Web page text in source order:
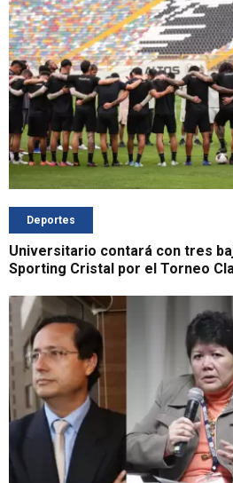
Deportes
Universitario contará con tres
Sporting Cristal por el Torneo